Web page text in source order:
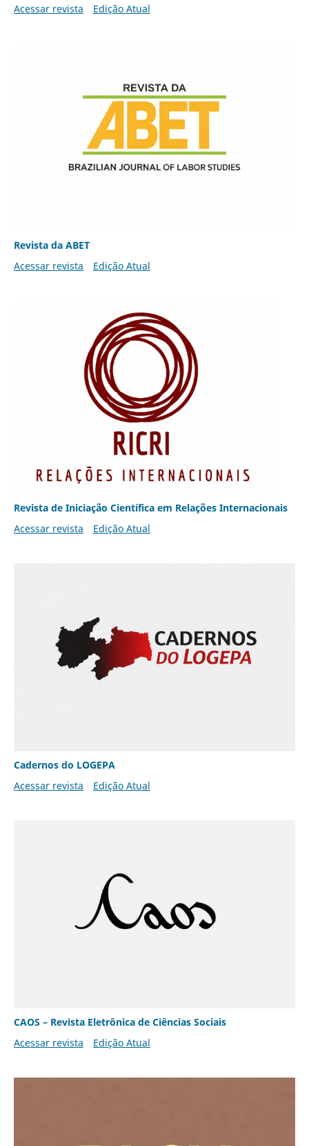
Acessar revista Edição Atual
Revista da ABET
Acessar revista
Edição Atual
Revista de Iniciação Científica em Relações Internacionais
Acessar revista
Edição Atual
Cadernos do LOGEPA
Acessar revista
Edição Atual
CAOS – Revista Eletrônica de Ciências Sociais
Acessar revista
Edição Atual